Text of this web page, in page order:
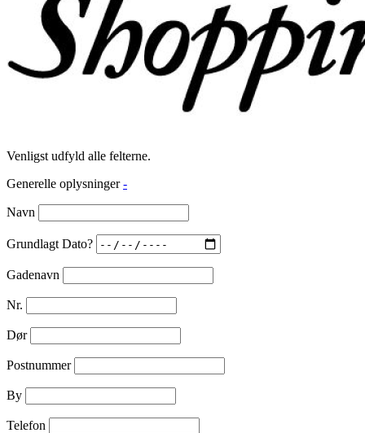
Venligst udfyld alle felterne.
Generelle oplysninger -
Navn
Grundlagt Dato?
Gadenavn
Nr.
Dør
Postnummer
By
Telefon